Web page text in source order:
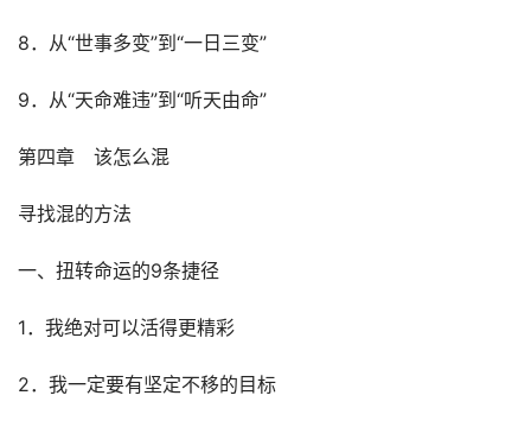
8．从“世事多变”到“一日三变”
9．从“天命难违”到“听天由命”
第四章　该怎么混
寻找混的方法
一、扭转命运的9条捷径
1．我绝对可以活得更精彩
2．我一定要有坚定不移的目标